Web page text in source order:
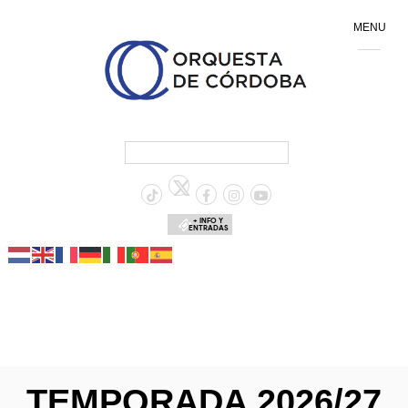
+ INFO Y
ENTRADAS
MENU